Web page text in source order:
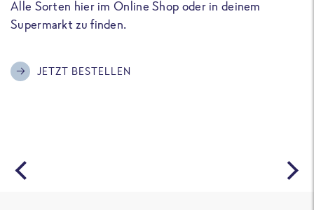
Alle Sorten hier im Online Shop oder in deinem
Supermarkt zu finden.
JETZT BESTELLEN